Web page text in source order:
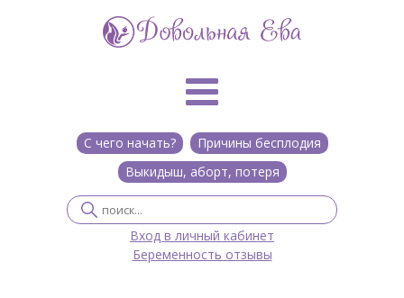
С чего начать?
Причины бесплодия
Выкидыш, аборт, потеря
Вход в личный кабинет
Беременность отзывы